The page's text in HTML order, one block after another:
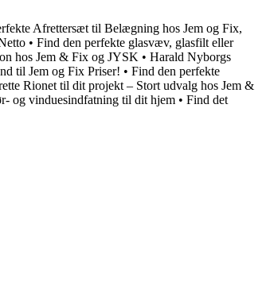
Afrettersæt til Belægning hos Jem og Fix,
• Find den perfekte glasvæv, glasfilt eller
hos Jem & Fix og JYSK • Harald Nyborgs
til Jem og Fix Priser! • Find den perfekte
Rionet til dit projekt – Stort udvalg hos Jem &
og vinduesindfatning til dit hjem • Find det